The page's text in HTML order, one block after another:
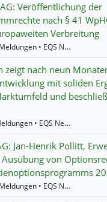
Veröffentlichung der
nach § 41
Verbreitung
13.11.2025 16:38 Uhr • Meldungen • EQS News •
zeigt nach neun
mit soliden
und
13.11.2025 7:45 Uhr • Meldungen • EQS News •
Jan-Henrik Pollitt,
von
13.10.2025 13:30 Uhr • Meldungen • EQS News •